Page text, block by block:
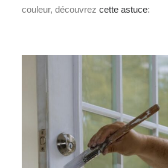
couleur, découvrez cette astuce: